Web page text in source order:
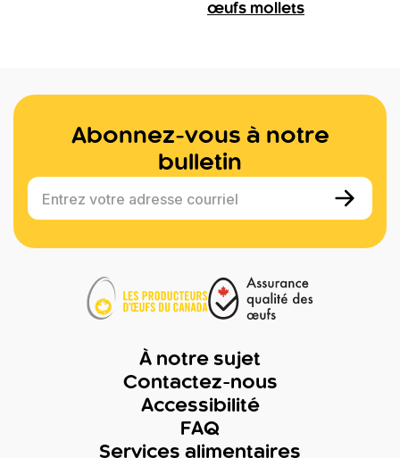
œufs mollets
Abonnez-vous à notre
bulletin
Entrez votre adresse courriel
À notre sujet
Contactez-nous
Accessibilité
FAQ
Services alimentaires